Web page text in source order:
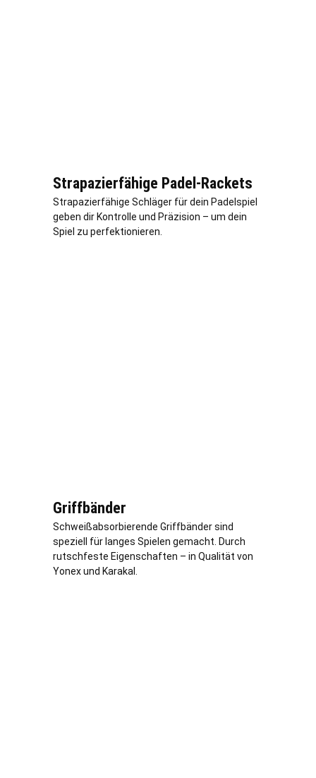
Strapazierfähige Padel-Rackets
Strapazierfähige Schläger für dein Padelspiel
geben dir Kontrolle und Präzision – um dein
Spiel zu perfektionieren.
Griffbänder
Schweißabsorbierende Griffbänder sind
speziell für langes Spielen gemacht. Durch
rutschfeste Eigenschaften – in Qualität von
Yonex und Karakal.